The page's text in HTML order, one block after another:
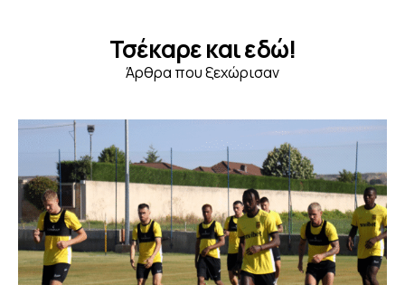
Τσέκαρε και εδώ!
Άρθρα που ξεχώρισαν